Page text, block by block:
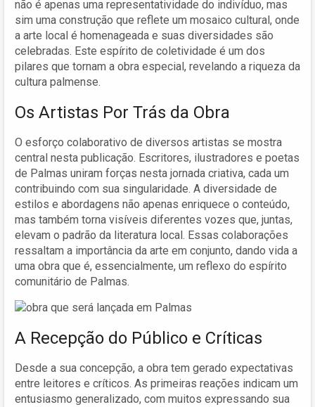
não é apenas uma representatividade do indivíduo, mas
sim uma construção que reflete um mosaico cultural, onde
a arte local é homenageada e suas diversidades são
celebradas. Este espírito de coletividade é um dos
pilares que tornam a obra especial, revelando a riqueza da
cultura palmense.
Os Artistas Por Trás da Obra
O esforço colaborativo de diversos artistas se mostra
central nesta publicação. Escritores, ilustradores e poetas
de Palmas uniram forças nesta jornada criativa, cada um
contribuindo com sua singularidade. A diversidade de
estilos e abordagens não apenas enriquece o conteúdo,
mas também torna visíveis diferentes vozes que, juntas,
elevam o padrão da literatura local. Essas colaborações
ressaltam a importância da arte em conjunto, dando vida a
uma obra que é, essencialmente, um reflexo do espírito
comunitário de Palmas.
A Recepção do Público e Críticas
Desde a sua concepção, a obra tem gerado expectativas
entre leitores e críticos. As primeiras reações indicam um
entusiasmo generalizado, com muitos expressando sua